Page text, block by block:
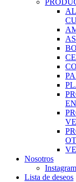
Nosotros
Instagram
Lista de deseos